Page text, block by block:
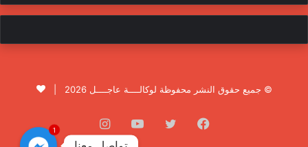
© جميع حقوق النشر محفوظة لوكالــــة عاجــــل 2026 |
فيسبوك تويتر يوتيوبانستقرام